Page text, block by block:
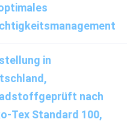
in
nach
Tex Standard 100,